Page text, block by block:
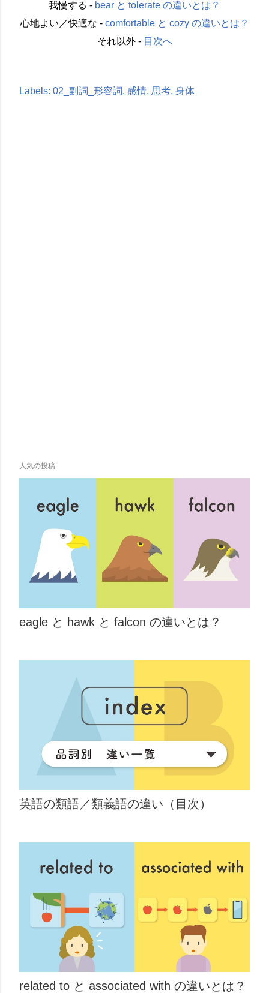
我慢する - bear と tolerate の違いとは？
心地よい／快適な - comfortable と cozy の違いとは？
それ以外 - 目次へ
Labels: 02_副詞_形容詞 感情 思考 身体
人気の投稿
eagle と hawk と falcon の違いとは？
英語の類語／類義語の違い（目次）
related to と associated with の違いとは？